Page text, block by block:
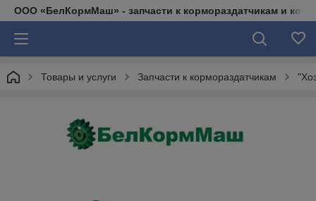
ООО «БелКормМаш» - запчасти к кормораздатчикам и
Товары и услуги Запчасти к кормораздатчикам